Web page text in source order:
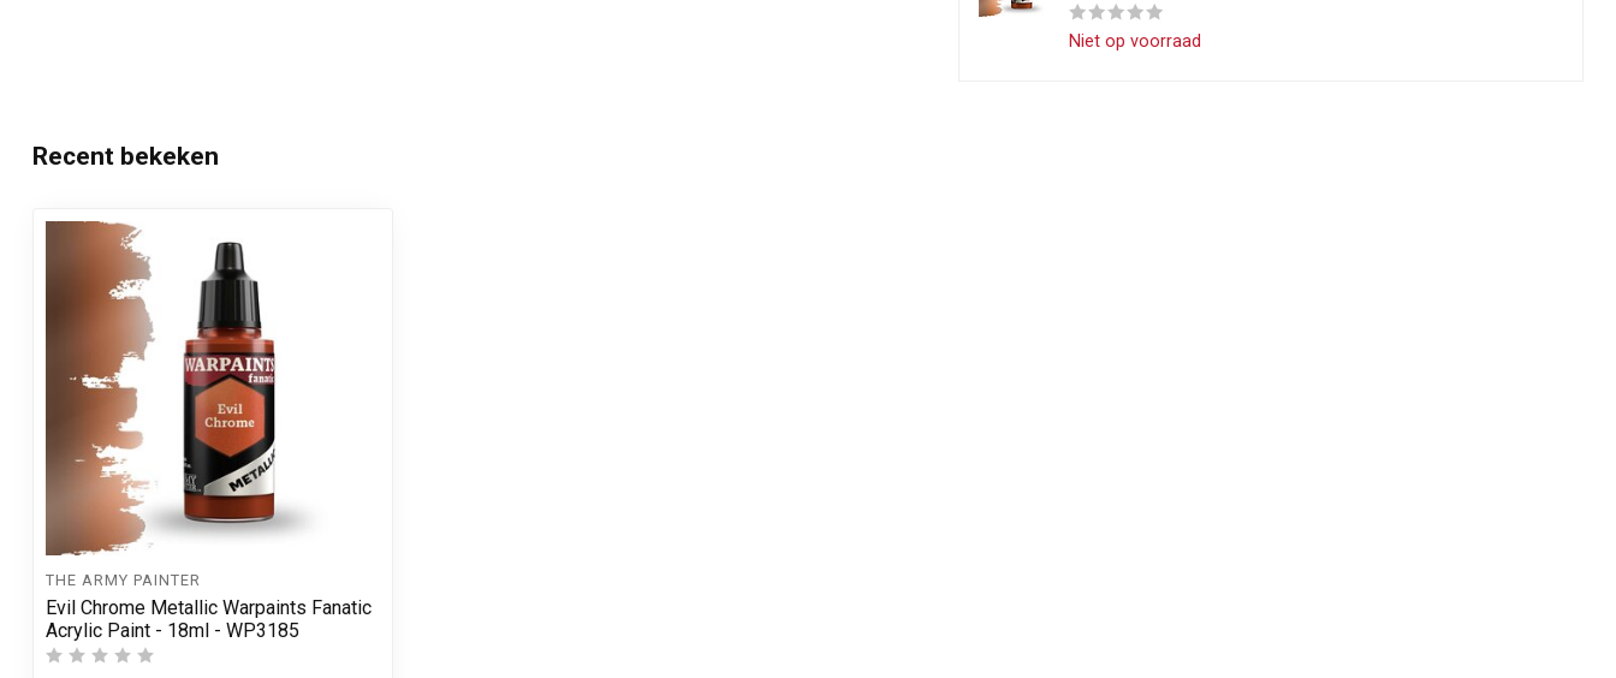
Niet op voorraad
Recent bekeken
THE ARMY PAINTER
Evil Chrome Metallic Warpaints Fanatic
Acrylic Paint - 18ml - WP3185